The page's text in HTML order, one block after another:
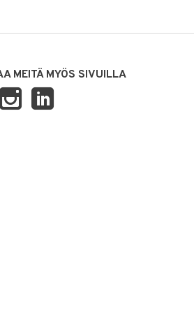
MEITÄ MYÖS SIVUILLA